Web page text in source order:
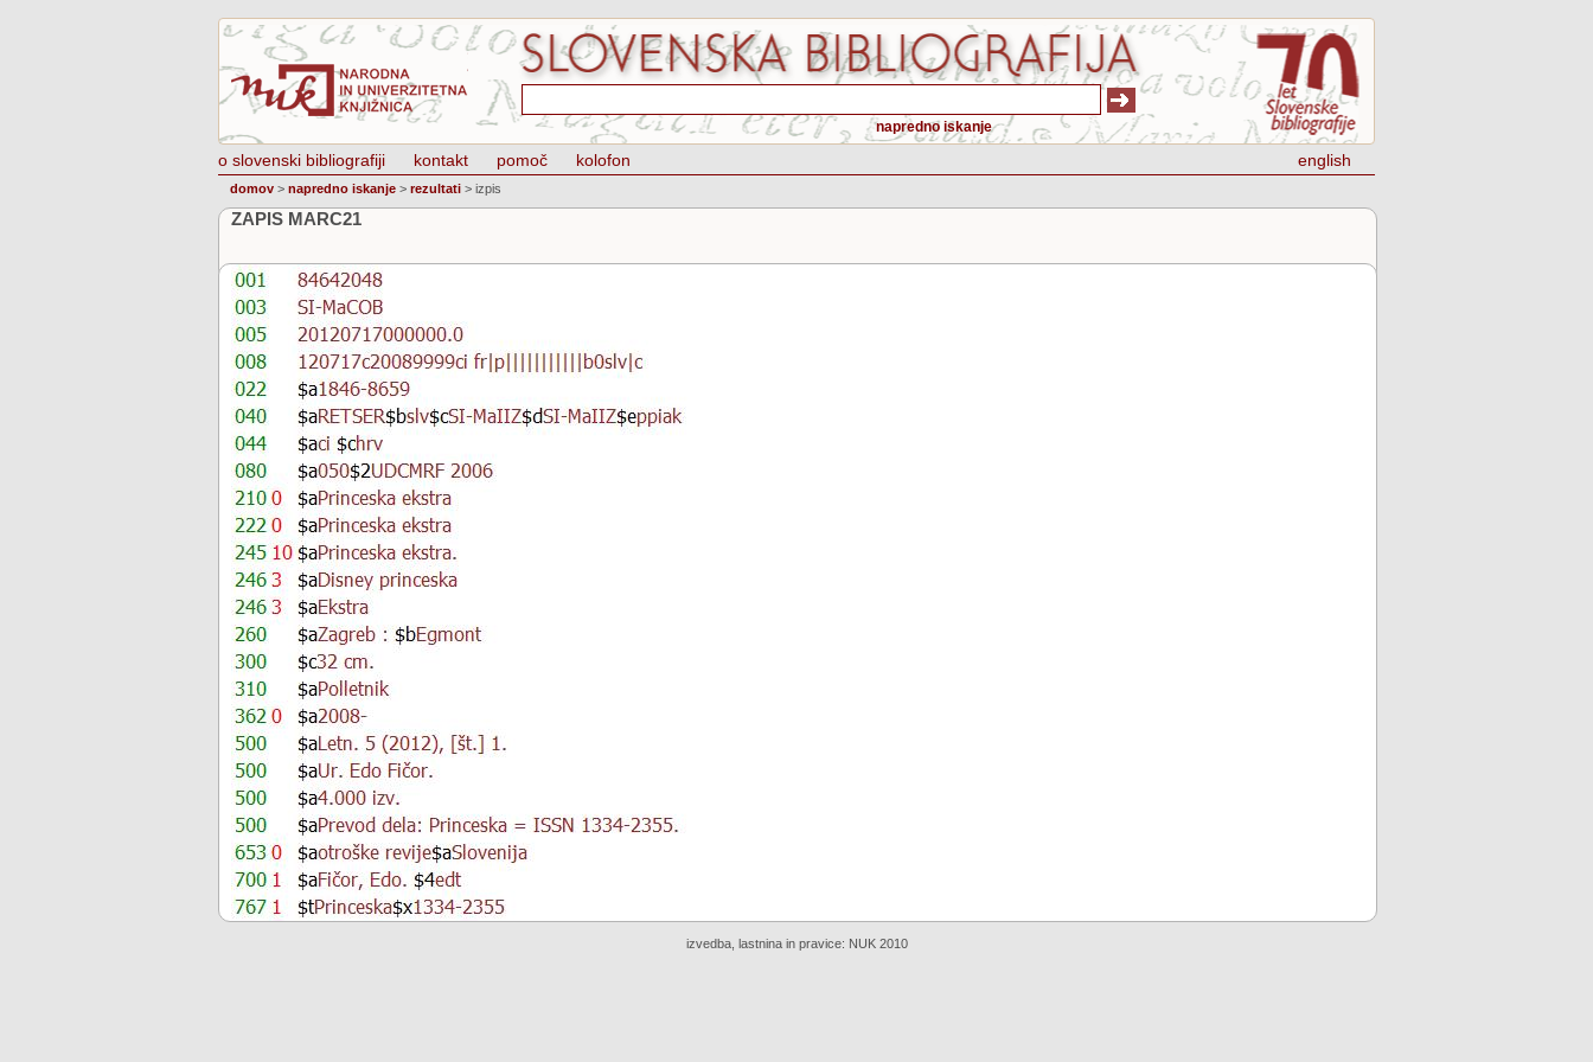
napredno iskanje
o slovenski bibliografiji kontakt pomoč kolofon english
domov > napredno iskanje > rezultati > izpis
ZAPIS MARC21
izvedba, lastnina in pravice: NUK 2010